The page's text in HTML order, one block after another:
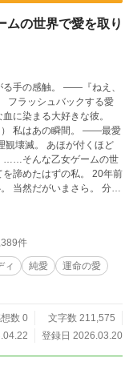
ムの世界で愛を取り
。 ――『ねえ、
に染まる大好きな彼。
か
られての転生とか？！
じゃないのかしら？） ―
。 だから私は限界まで要
鑑定。 そして――
――なら、遠慮
”の
件
ィ 純愛
運命の愛
数 0
文字数 211,575
登録日 2026.03.20